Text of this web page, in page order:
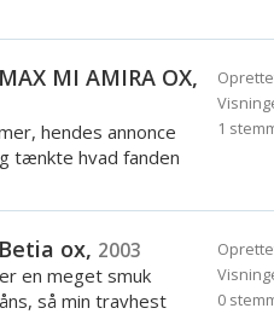
MI AMIRA OX,
hendes annonce
tænkte hvad fanden
1
ox, 2003
en meget smuk
så min travhest
0